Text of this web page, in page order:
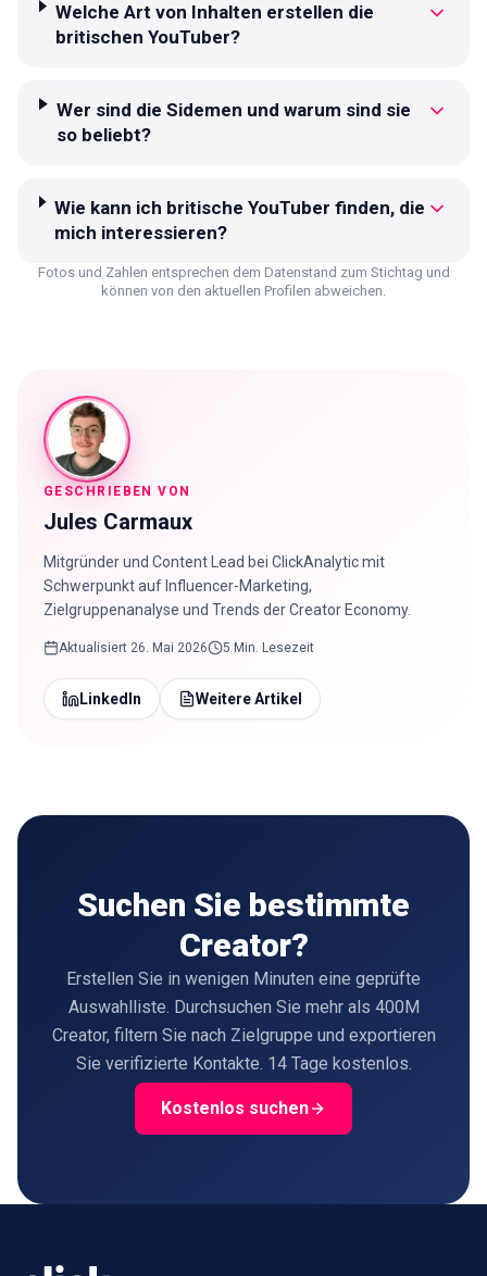
Welche Art von Inhalten erstellen die
britischen YouTuber?
Wer sind die Sidemen und warum sind sie
so beliebt?
Wie kann ich britische YouTuber finden, die
mich interessieren?
Fotos und Zahlen entsprechen dem Datenstand zum Stichtag und
können von den aktuellen Profilen abweichen.
GESCHRIEBEN VON
Jules Carmaux
Mitgründer und Content Lead bei ClickAnalytic mit
Schwerpunkt auf Influencer-Marketing,
Zielgruppenanalyse und Trends der Creator Economy.
Aktualisiert 26. Mai 2026 5 Min. Lesezeit
LinkedIn Weitere Artikel
Suchen Sie bestimmte
Creator?
Erstellen Sie in wenigen Minuten eine geprüfte
Auswahlliste. Durchsuchen Sie mehr als 400M
Creator, filtern Sie nach Zielgruppe und exportieren
Sie verifizierte Kontakte. 14 Tage kostenlos.
Kostenlos suchen